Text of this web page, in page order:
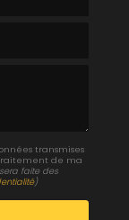
transmises
de ma
faite des
)